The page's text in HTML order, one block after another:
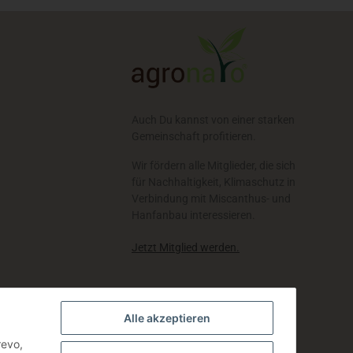
Alle akzeptieren
Jetzt Mitglied werden.